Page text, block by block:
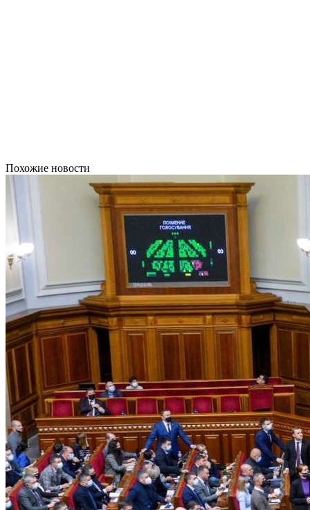
Похожие новости